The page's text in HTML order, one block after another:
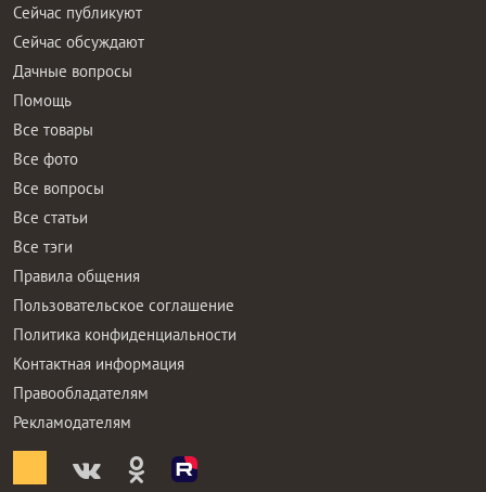
Сейчас публикуют
Сейчас обсуждают
Дачные вопросы
Помощь
Все товары
Все фото
Все вопросы
Все статьи
Все тэги
Правила общения
Пользовательское соглашение
Политика конфиденциальности
Контактная информация
Правообладателям
Рекламодателям